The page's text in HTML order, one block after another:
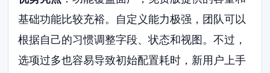
基础功能比较充裕。自定义能力极强，团队可以
根据自己的习惯调整字段、状态和视图。不过，
选项过多也容易导致初始配置耗时，新用户上手